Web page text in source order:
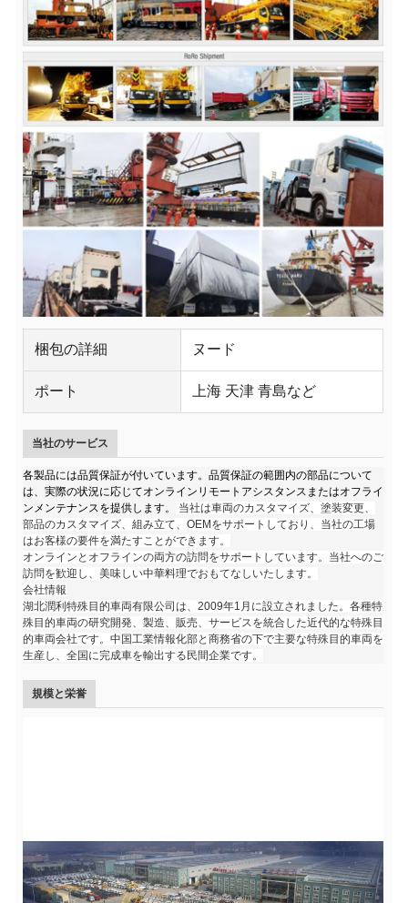
梱包の詳細 ヌード
ポート 上海 天津 青島など
当社のサービス
各製品には品質保証が付いています。品質保証の範囲内の部品について
は、実際の状況に応じてオンラインリモートアシスタンスまたはオフライ
ンメンテナンスを提供します。
当社は車両のカスタマイズ、塗装変更、
部品のカスタマイズ、組み立て、OEMをサポートしており、当社の工場
はお客様の要件を満たすことができます。
オンラインとオフラインの両方の訪問をサポートしています。当社へのご
訪問を歓迎し、美味しい中華料理でおもてなしいたします。
会社情報
湖北潤利特殊目的車両有限公司は、2009年1月に設立されました。各種特
殊目的車両の研究開発、製造、販売、サービスを統合した近代的な特殊目
的車両会社です。中国工業情報化部と商務省の下で主要な特殊目的車両を
生産し、全国に完成車を輸出する民間企業です。
規模と栄誉